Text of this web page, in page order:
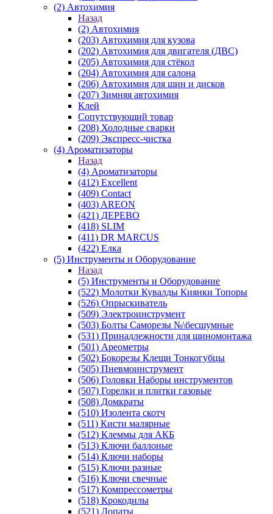
(2) Автохимия
Назад
(2) Автохимия
(203) Автохимия для кузова
(202) Автохимия для двигателя (ДВС)
(205) Автохимия для стёкол
(204) Автохимия для салона
(206) Автохимия для шин и дисков
(207) Зимняя автохимия
Клей
Сопутствующий товар
(208) Холодные сварки
(209) Экспреcс-чистка
(4) Ароматизаторы
Назад
(4) Ароматизаторы
(412) Excellent
(409) Contact
(403) AREON
(421) ДЕРЕВО
(418) SLIM
(411) DR MARCUS
(422) Елка
(5) Инструменты и Оборудование
Назад
(5) Инструменты и Оборудование
(522) Молотки Кувалды Киянки Топоры
(526) Опрыскиватель
(509) Электроинструмент
(503) Болты Саморезы №\бесшумные
(531) Принадлежности для шиномонтажа
(501) Ареометры
(502) Бокорезы Клещи Тонкогубцы
(505) Пневмоинструмент
(506) Головки Наборы инструментов
(507) Горелки и плитки газовые
(508) Домкраты
(510) Изолента скотч
(511) Кисти малярные
(512) Клеммы для АКБ
(513) Ключи баллоные
(514) Ключи наборы
(515) Ключи разные
(516) Ключи свечные
(517) Компрессометры
(518) Крокодилы
(521) Лопаты